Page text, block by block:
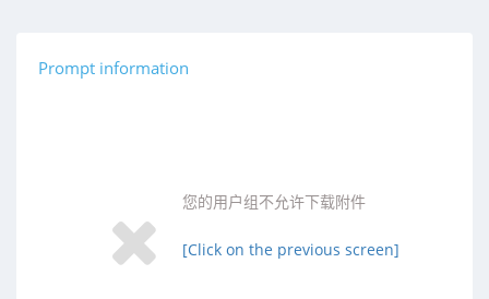
Prompt information
您的用户组不允许下载附件
[Click on the previous screen]